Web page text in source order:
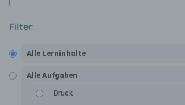
Filter
Alle Lerninhalte
Alle Aufgaben
Druck